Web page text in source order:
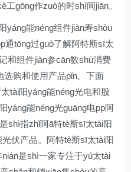
gōng作zuò的时shí间jiān。
yáng能néng组件jiàn寿shòu
通tōng过guò了解阿特斯sī太
和组件jiàn参cān数shù消费
选购和使用产品pǐn。下面
tài阳yáng能néng光电和股
yáng能néng光guāng电pp阿
shì指zhǐ阿ā特tè斯sī太tài阳
伏产品。阿特tè斯sī太tài阳
是shì一家专注于yú太tài